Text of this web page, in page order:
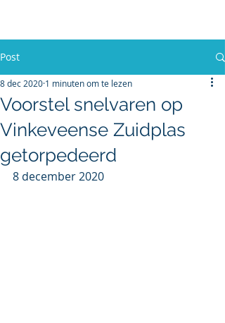
Post
Voorstel snelvaren op
Vinkeveense Zuidplas
getorpedeerd
8 dec 2020 1 minuten om te lezen
8 december 2020